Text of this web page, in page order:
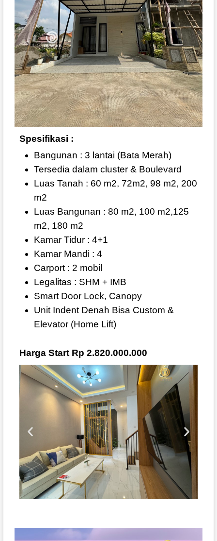
Spesifikasi :
Bangunan : 3 lantai (Bata Merah)
Tersedia dalam cluster & Boulevard
Luas Tanah : 60 m2, 72m2, 98 m2, 200
m2
Luas Bangunan : 80 m2, 100 m2,125
m2, 180 m2
Kamar Tidur : 4+1
Kamar Mandi : 4
Carport : 2 mobil
Legalitas : SHM + IMB
Smart Door Lock, Canopy
Unit Indent Denah Bisa Custom &
Elevator (Home Lift)
Harga Start Rp 2.820.000.000